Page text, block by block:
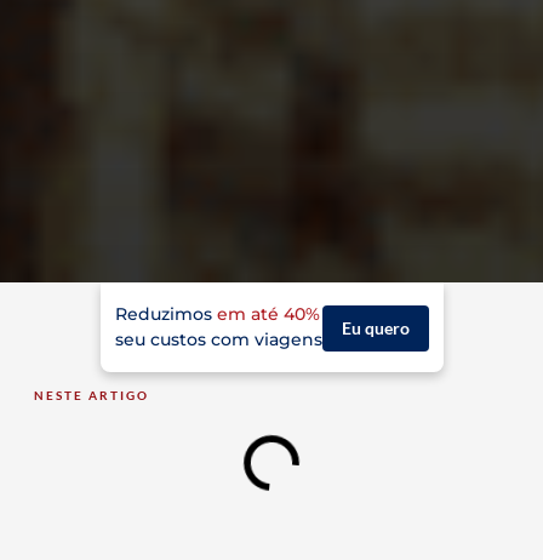
Reduzimos em até 40%
seu custos com viagens
Eu quero
NESTE ARTIGO